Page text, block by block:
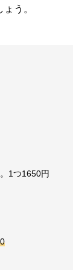
う。
1つ1650円